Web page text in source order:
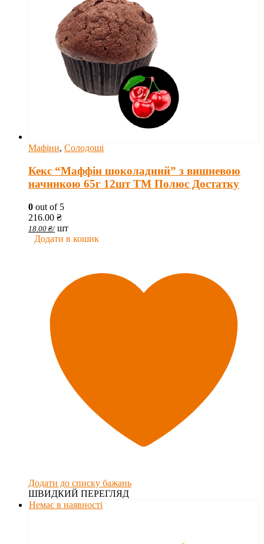
Мафіни, Солодощі
Кекс “Маффін шоколадний” з вишневою
начинкою 65г 12шт ТМ Полюс Достатку
0 out of 5
216.00 ₴
18.00 ₴/ шт
Додати в кошик
Додати до списку бажань
ШВИДКИЙ ПЕРЕГЛЯД
Немає в наявності